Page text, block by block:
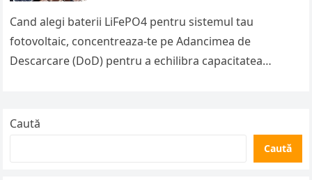
Cand alegi baterii LiFePO4 pentru sistemul tau
fotovoltaic, concentreaza-te pe Adancimea de
Descarcare (DoD) pentru a echilibra capacitatea
Caută
Caută